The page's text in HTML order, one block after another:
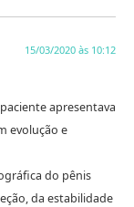
15/03/2020 às 10:12
apresentava
evolução e
do pênis
da estabilidade